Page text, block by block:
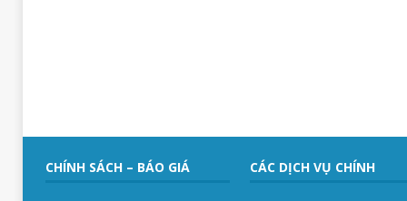
CHÍNH SÁCH – BÁO GIÁ CÁC DỊCH VỤ CHÍNH